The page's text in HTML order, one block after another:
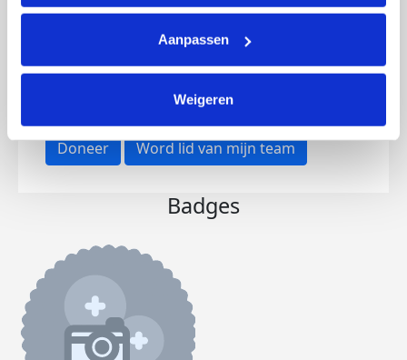
Aanpassen
Weigeren
Opgehaald Streefbedrag
Doneer Word lid van mijn team
Badges